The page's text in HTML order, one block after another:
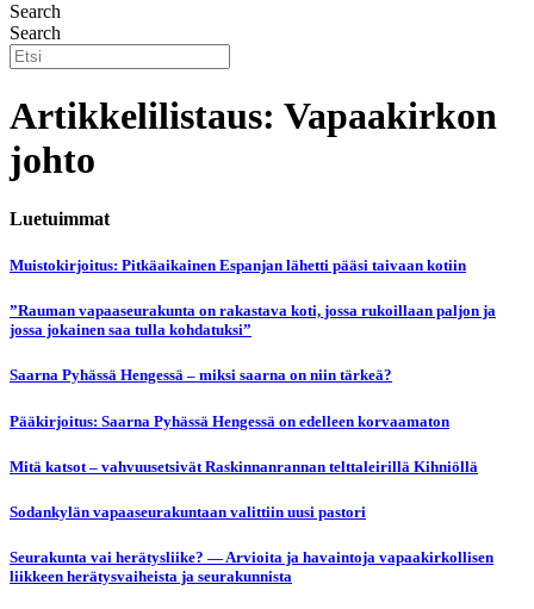
Search
Search
Artikkelilistaus: Vapaakirkon
johto
Luetuimmat
Muistokirjoitus: Pitkäaikainen Espanjan lähetti pääsi taivaan kotiin
”Rauman vapaaseurakunta on rakastava koti, jossa rukoillaan paljon ja
jossa jokainen saa tulla kohdatuksi”
Saarna Pyhässä Hengessä – miksi saarna on niin tärkeä?
Pääkirjoitus: Saarna Pyhässä Hengessä on edelleen korvaamaton
Mitä katsot – vahvuusetsivät Raskinnanrannan telttaleirillä Kihniöllä
Sodankylän vapaaseurakuntaan valittiin uusi pastori
Seurakunta vai herätysliike? — Arvioita ja havaintoja vapaakirkollisen
liikkeen herätysvaiheista ja seurakunnista